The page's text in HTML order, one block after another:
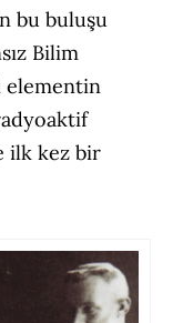
bu buluşu
Bilim
elementin
ilk kez bir